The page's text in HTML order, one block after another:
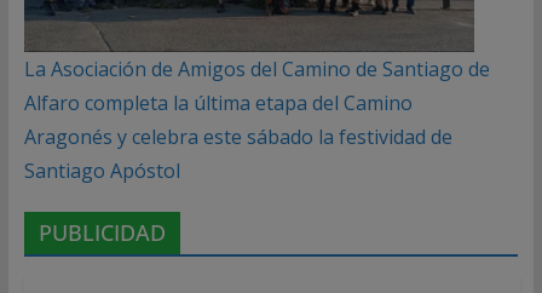
La Asociación de Amigos del Camino de Santiago de
Alfaro completa la última etapa del Camino
Aragonés y celebra este sábado la festividad de
Santiago Apóstol
PUBLICIDAD